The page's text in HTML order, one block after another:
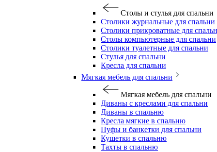
Столы и стулья для спальни
Столики журнальные для спальни
Столики прикроватные для
Столы компьютерные для спальни
Столики туалетные для спальни
Стулья для спальни
Кресла для спальни
Мягкая мебель для спальни
Мягкая мебель для спальни
Диваны с креслами для спальни
Диваны в спальню
Кресла мягкие в спальню
Пуфы и банкетки для спальни
Кушетки в спальню
Тахты в спальню